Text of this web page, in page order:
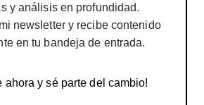
y análisis en profundidad.
newsletter y recibe contenido
en tu bandeja de entrada.
ahora y sé parte del cambio!